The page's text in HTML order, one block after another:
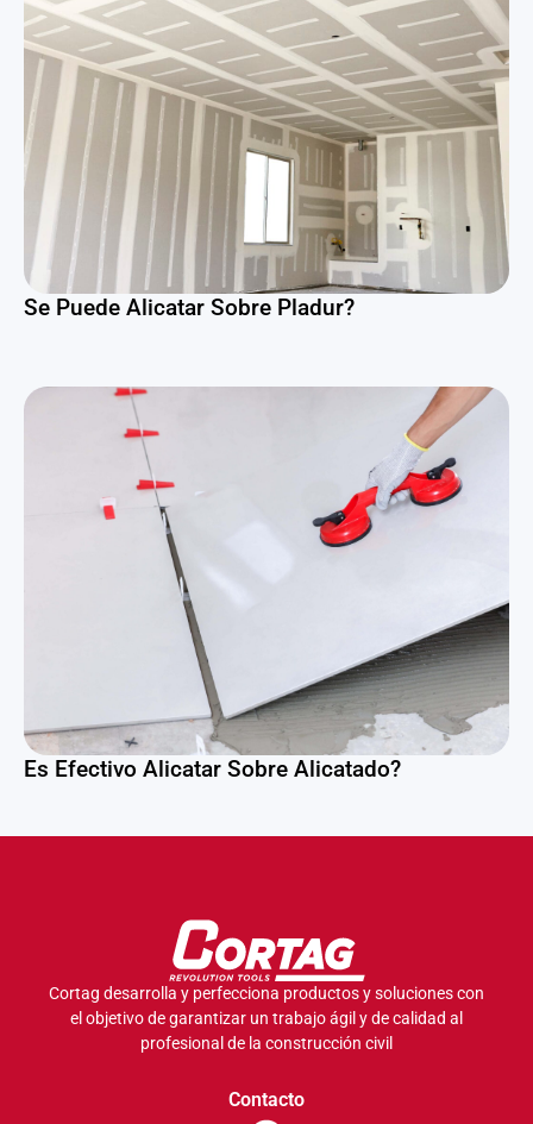
Se Puede Alicatar Sobre Pladur?
Es Efectivo Alicatar Sobre Alicatado?
Cortag desarrolla y perfecciona productos y soluciones con
el objetivo de garantizar un trabajo ágil y de calidad al
profesional de la construcción civil
Contacto